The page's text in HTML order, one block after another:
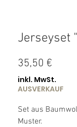
Jerseyset
35,50 €
inkl. MwSt.
AUSVERKAUF
Set aus
Muster.